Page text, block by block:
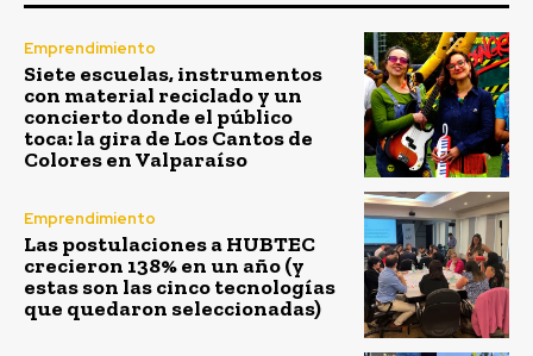
Emprendimiento
Siete escuelas, instrumentos
con material reciclado y un
concierto donde el público
toca: la gira de Los Cantos de
Colores en Valparaíso
Emprendimiento
Las postulaciones a HUBTEC
crecieron 138% en un año (y
estas son las cinco tecnologías
que quedaron seleccionadas)